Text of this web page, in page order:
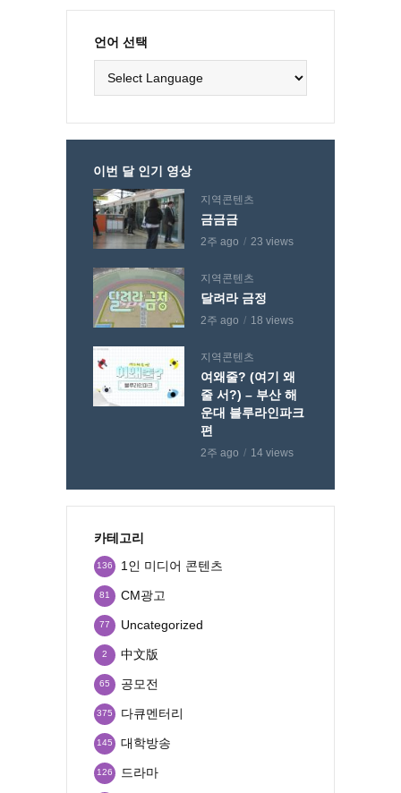
언어 선택
이번 달 인기 영상
지역콘텐츠
금금금
2주 ago 23 views
지역콘텐츠
달려라 금정
2주 ago 18 views
지역콘텐츠
여왜줄? (여기 왜
줄 서?) – 부산 해
운대 블루라인파크
편
2주 ago 14 views
카테고리
1인 미디어 콘텐츠
136
CM광고
81
Uncategorized
77
中文版
2
공모전
65
다큐멘터리
375
대학방송
145
드라마
126